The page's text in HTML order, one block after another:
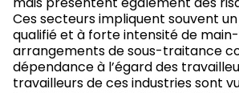
Ces secteurs impliquent souvent
qualifié et à forte intensité de
arrangements de sous-traitance
dépendance à l’égard des
travailleurs de ces industries sont